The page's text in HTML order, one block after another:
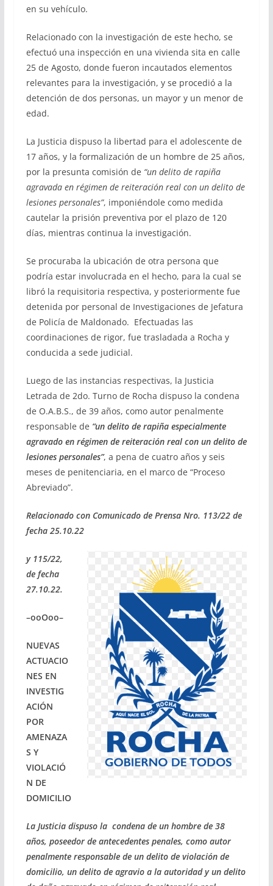
en su vehículo.
Relacionado con la investigación de este hecho, se
efectuó una inspección en una vivienda sita en calle
25 de Agosto, donde fueron incautados elementos
relevantes para la investigación, y se procedió a la
detención de dos personas, un mayor y un menor de
edad.
La Justicia dispuso la libertad para el adolescente de
17 años, y la formalización de un hombre de 25 años,
por la presunta comisión de “un delito de rapiña
agravada en régimen de reiteración real con un delito de
lesiones personales”, imponiéndole como medida
cautelar la prisión preventiva por el plazo de 120
días, mientras continua la investigación.
Se procuraba la ubicación de otra persona que
podría estar involucrada en el hecho, para la cual se
libró la requisitoria respectiva, y posteriormente fue
detenida por personal de Investigaciones de Jefatura
de Policía de Maldonado. Efectuadas las
coordinaciones de rigor, fue trasladada a Rocha y
conducida a sede judicial.
Luego de las instancias respectivas, la Justicia
Letrada de 2do. Turno de Rocha dispuso la condena
de O.A.B.S., de 39 años, como autor penalmente
responsable de “un delito de rapiña especialmente
agravado en régimen de reiteración real con un delito de
lesiones personales”, a pena de cuatro años y seis
meses de penitenciaria, en el marco de “Proceso
Abreviado”.
Relacionado con Comunicado de Prensa Nro. 113/22 de
fecha 25.10.22
y 115/22,
de fecha
27.10.22.
–ooOoo–
NUEVAS
ACTUACIO
NES EN
INVESTIG
ACIÓN
POR
AMENAZA
S Y
VIOLACIÓ
N DE
DOMICILIO
La Justicia dispuso la condena de un hombre de 38
años, poseedor de antecedentes penales, como autor
penalmente responsable de un delito de violación de
domicilio, un delito de agravio a la autoridad y un delito